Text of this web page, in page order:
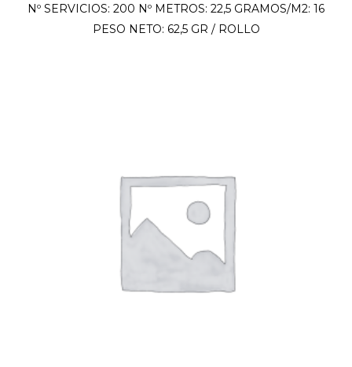
Nº SERVICIOS: 200 Nº METROS: 22,5 GRAMOS/M2: 16
PESO NETO: 62,5 GR / ROLLO